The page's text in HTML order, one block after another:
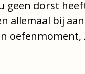
dorst
allemaal bij